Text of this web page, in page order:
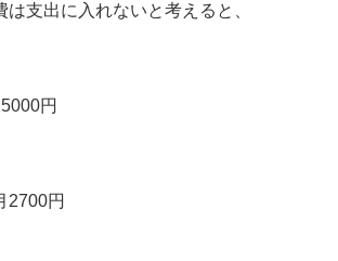
支出に入れないと考えると、
円
円